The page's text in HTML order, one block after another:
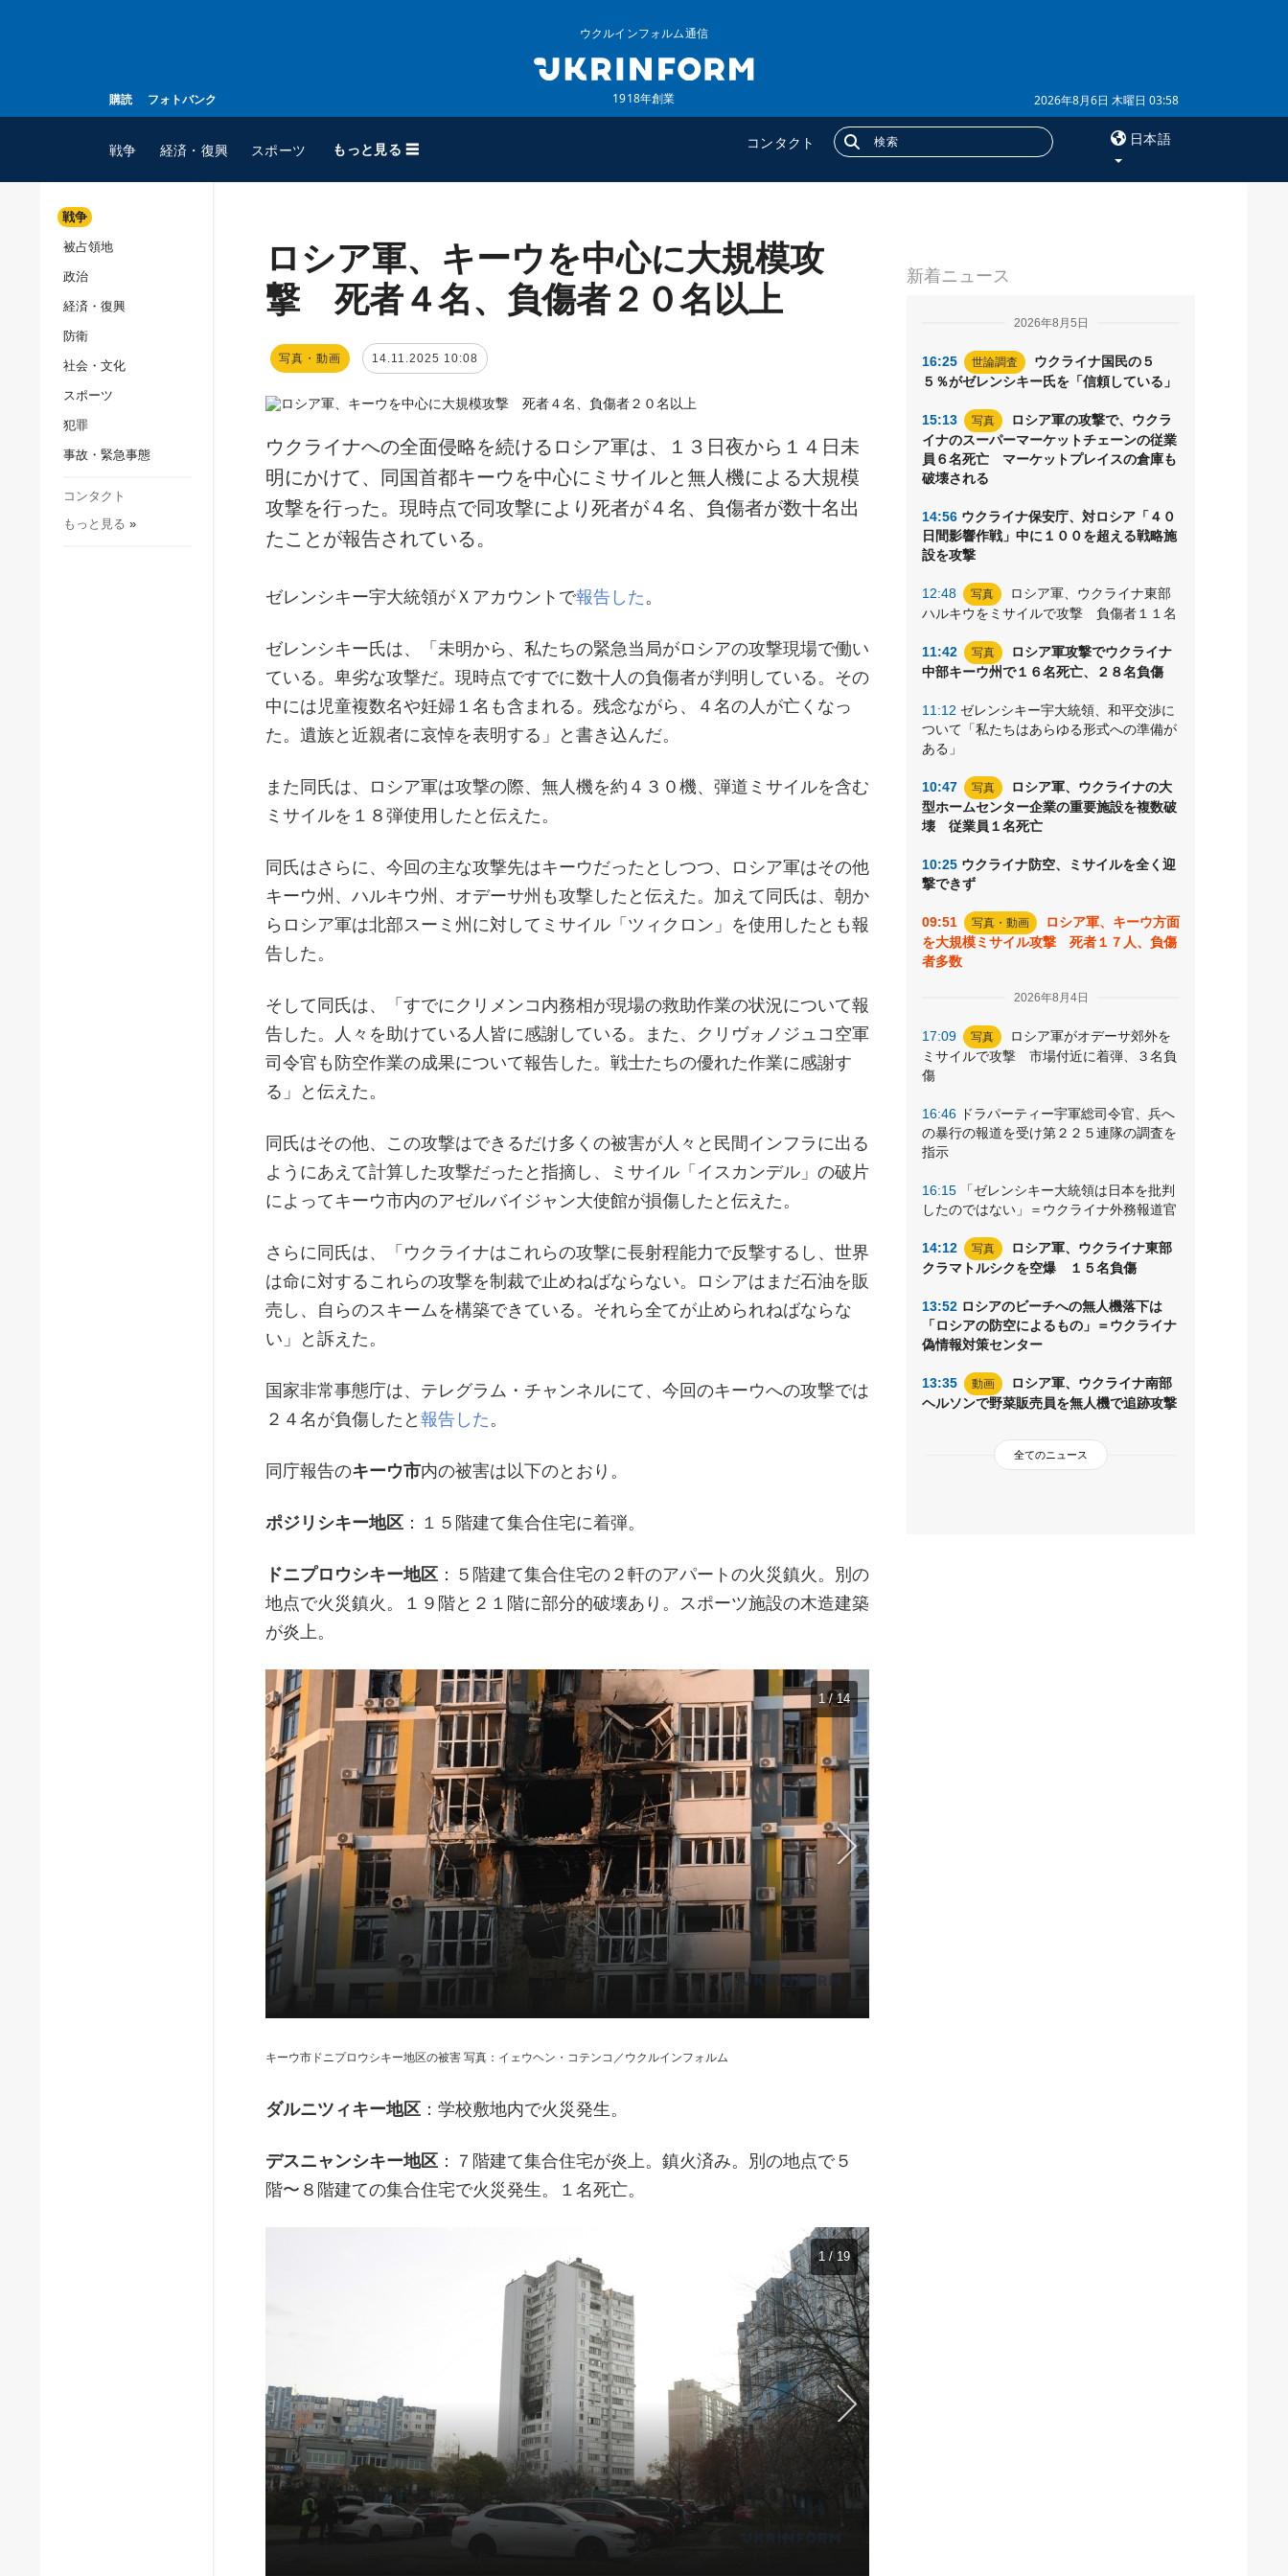
購読 フォトバンク
ウクルインフォルム通信
1918年創業 2026年8月6日 木曜日 03:58
戦争 経済・復興 スポーツ もっと見る ☰ コンタクト 日本語
スポーツ
ウクルインフォルム
ウクルインフォルムについ
て
追加
特集
インタビュー
購読
戦争
被占領地
政治
経済・復興
防衛
社会・文化
スポーツ
犯罪
事故・緊急事態
コンタクト
もっと見る »
新着ニュース
2026年8月5日
16:25 世論調査
ウクライナ国民の５
５％がゼレンシキー氏を「信頼している」
15:13 写真
ロシア軍の攻撃で、ウクラ
イナのスーパーマーケットチェーンの従業
員６名死亡 マーケットプレイスの倉庫も
破壊される
14:56 ウクライナ保安庁、対ロシア「４０
日間影響作戦」中に１００を超える戦略施
設を攻撃
12:48 写真
ロシア軍、ウクライナ東部
ハルキウをミサイルで攻撃 負傷者１１名
11:42 写真
ロシア軍攻撃でウクライナ
中部キーウ州で１６名死亡、２８名負傷
11:12 ゼレンシキー宇大統領、和平交渉に
ついて「私たちはあらゆる形式への準備が
ある」
10:47 写真
ロシア軍、ウクライナの大
型ホームセンター企業の重要施設を複数破
壊 従業員１名死亡
10:25 ウクライナ防空、ミサイルを全く迎
撃できず
09:51 写真・動画
ロシア軍、キーウ方面
を大規模ミサイル攻撃 死者１７人、負傷
者多数
2026年8月4日
17:09 写真
ロシア軍がオデーサ郊外を
ミサイルで攻撃 市場付近に着弾、３名負
傷
16:46 ドラパーティー宇軍総司令官、兵へ
の暴行の報道を受け第２２５連隊の調査を
指示
16:15 「ゼレンシキー大統領は日本を批判
したのではない」＝ウクライナ外務報道官
14:12 写真
ロシア軍、ウクライナ東部
クラマトルシクを空爆 １５名負傷
13:52 ロシアのビーチへの無人機落下は
「ロシアの防空によるもの」＝ウクライナ
偽情報対策センター
13:35 動画
ロシア軍、ウクライナ南部
ヘルソンで野菜販売員を無人機で追跡攻撃
全てのニュース
ロシア軍、キーウを中心に大規模攻
撃 死者４名、負傷者２０名以上
写真・動画 14.11.2025 10:08
ウクライナへの全面侵略を続けるロシア軍は、１３日夜から１４日未
明にかけて、同国首都キーウを中心にミサイルと無人機による大規模
攻撃を行った。現時点で同攻撃により死者が４名、負傷者が数十名出
たことが報告されている。
ゼレンシキー宇大統領がＸアカウントで報告した 。
ゼレンシキー氏は、「未明から、私たちの緊急当局がロシアの攻撃現場で働い
ている。卑劣な攻撃だ。現時点ですでに数十人の負傷者が判明している。その
中には児童複数名や妊婦１名も含まれる。残念ながら、４名の人が亡くなっ
た。遺族と近親者に哀悼を表明する」と書き込んだ。
また同氏は、ロシア軍は攻撃の際、無人機を約４３０機、弾道ミサイルを含む
ミサイルを１８弾使用したと伝えた。
同氏はさらに、今回の主な攻撃先はキーウだったとしつつ、ロシア軍はその他
キーウ州、ハルキウ州、オデーサ州も攻撃したと伝えた。加えて同氏は、朝か
らロシア軍は北部スーミ州に対してミサイル「ツィクロン」を使用したとも報
告した。
そして同氏は、「すでにクリメンコ内務相が現場の救助作業の状況について報
告した。人々を助けている人皆に感謝している。また、クリヴォノジュコ空軍
司令官も防空作業の成果について報告した。戦士たちの優れた作業に感謝す
る」と伝えた。
同氏はその他、この攻撃はできるだけ多くの被害が人々と民間インフラに出る
ようにあえて計算した攻撃だったと指摘し、ミサイル「イスカンデル」の破片
によってキーウ市内のアゼルバイジャン大使館が損傷したと伝えた。
さらに同氏は、「ウクライナはこれらの攻撃に長射程能力で反撃するし、世界
は命に対するこれらの攻撃を制裁で止めねばならない。ロシアはまだ石油を販
売し、自らのスキームを構築できている。それら全てが止められねばならな
い」と訴えた。
国家非常事態庁は、テレグラム・チャンネルにて、今回のキーウへの攻撃では
２４名が負傷したと 報告した 。
同庁報告のキーウ市内の被害は以下のとおり。
ポジリシキー地区 ：１５階建て集合住宅に着弾。
ドニプロウシキー地区 ：５階建て集合住宅の２軒のアパートの火災鎮火。別の
地点で火災鎮火。１９階と２１階に部分的破壊あり。スポーツ施設の木造建築
が炎上。
1 / 14
キーウ市ドニプロウシキー地区の被害 写真：イェウヘン・コテンコ／ウクルインフォルム
ダルニツィキー地区 ：学校敷地内で火災発生。
デスニャンシキー地区 ：７階建て集合住宅が炎上。鎮火済み。別の地点で５
階〜８階建ての集合住宅で火災発生。１名死亡。
1 / 19